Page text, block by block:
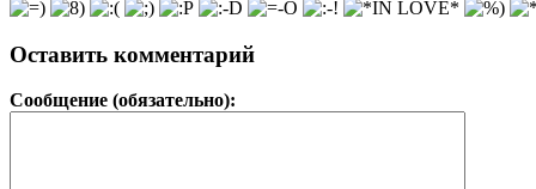
Оставить комментарий
Сообщение (обязательно):